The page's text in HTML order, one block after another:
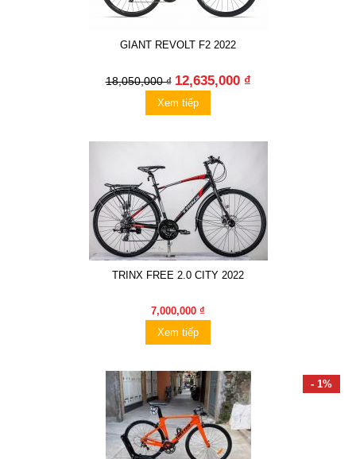
GIANT REVOLT F2 2022
18,050,000 ₫ 12,635,000 ₫
Xem tiếp
TRINX FREE 2.0 CITY 2022
7,000,000 ₫
Xem tiếp
- 1%